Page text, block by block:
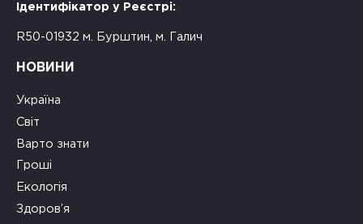
Ідентифікатор у Реєстрі:
R50-01932 м. Бурштин, м. Галич
НОВИНИ
Україна
Світ
Варто знати
Гроші
Екологія
Здоров’я